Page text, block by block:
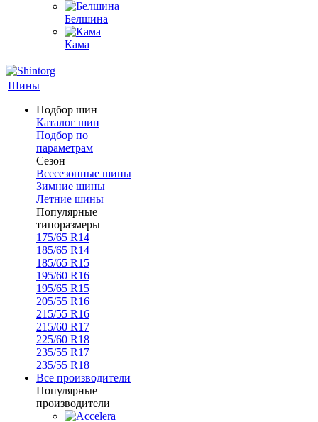
Белшина
Кама
Шины
Подбор шин
Каталог шин
Подбор по
параметрам
Сезон
Всесезонные шины
Зимние шины
Летние шины
Популярные
типоразмеры
175/65 R14
185/65 R14
185/65 R15
195/60 R16
195/65 R15
205/55 R16
215/55 R16
215/60 R17
225/60 R18
235/55 R17
235/55 R18
Все производители
Популярные
производители